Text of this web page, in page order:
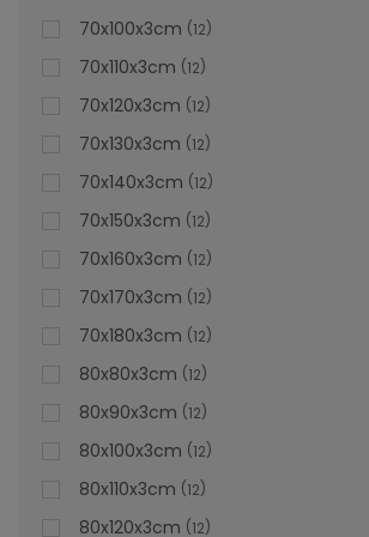
70x100x3cm 12
70x110x3cm 12
70x120x3cm 12
70x130x3cm 12
70x140x3cm 12
70x150x3cm 12
70x160x3cm 12
70x170x3cm 12
70x180x3cm 12
80x80x3cm 12
80x90x3cm 12
80x100x3cm 12
80x110x3cm 12
80x120x3cm 12